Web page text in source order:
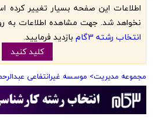
اطلاعات اين صفحه بسيار تغيير کرده
نخواهد شد. جهت مشاهده اطلاعات به
انتخاب رشته 3گام
بازديد فرماييد.
کليد کنيد
مجموعه مدیریت> موسسه غیرانتفاعی